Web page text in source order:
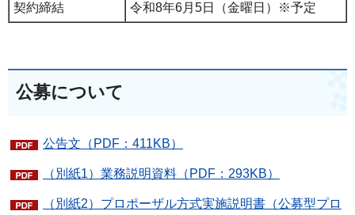
契約締結 令和8年6月5日（金曜日）※予定
公募について
公告文（PDF：411KB）
（別紙1）業務説明資料（PDF：293KB）
（別紙2）プロポーザル方式実施説明書（公募型プロ